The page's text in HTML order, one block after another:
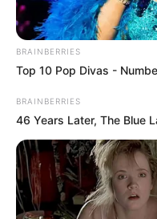
BRAINBERRIES
Top 10 Pop Divas -
BRAINBERRIES
46 Years Later, The Blue